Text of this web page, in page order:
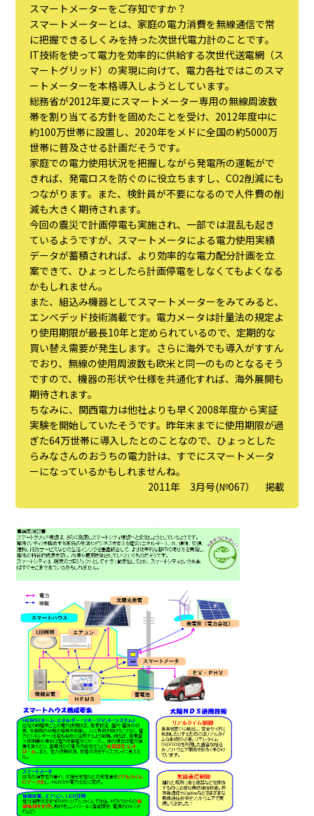
スマートメーターをご存知ですか？
スマートメーターとは、家庭の電力消費を無線通信で常
に把握できるしくみを持った次世代電力計のことです。
IT技術を使って電力を効率的に供給する次世代送電網（ス
マートグリッド）の実現に向けて、電力各社ではこのスマ
ートメーターを本格導入しようとしています。
総務省が2012年夏にスマートメーター専用の無線周波数
帯を割り当てる方針を固めたことを受け、2012年度中に
約100万世帯に設置し、2020年をメドに全国の約5000万
世帯に普及させる計画だそうです。
家庭での電力使用状況を把握しながら発電所の運転がで
きれば、発電ロスを防ぐのに役立ちますし、CO2削減にも
つながります。また、検針員が不要になるので人件費の削
減も大きく期待されます。
今回の震災で計画停電も実施され、一部では混乱も起き
ているようですが、スマートメータによる電力使用実績
データが蓄積されれば、より効率的な電力配分計画を立
案できて、ひょっとしたら計画停電をしなくてもよくなる
かもしれません。
また、組込み機器としてスマートメーターをみてみると、
エンベデッド技術満載です。電力メータは計量法の規定よ
り使用期限が最長10年と定められているので、定期的な
買い替え需要が発生します。さらに海外でも導入がすすん
でおり、無線の使用周波数も欧米と同一のものとなるそう
ですので、機器の形状や仕様を共通化すれば、海外展開も
期待されます。
ちなみに、関西電力は他社よりも早く2008年度から実証
実験を開始していたそうです。昨年末までに使用期限が過
ぎた64万世帯に導入したとのことなので、ひょっとした
らみなさんのおうちの電力計は、すでにスマートメータ
ーになっているかもしれませんね。
2011年 3月号(№067） 掲載